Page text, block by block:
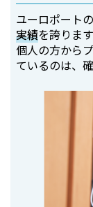
ユーロポート
実績を誇ります
個人の方から
ているのは、